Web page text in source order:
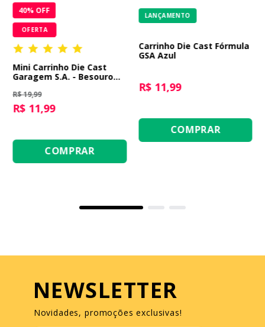
40% OFF
OFERTA
Mini Carrinho Die Cast
Garagem S.A. - Besouro
R$ 19,99
R$ 11,99
COMPRAR
LANÇAMENTO
Carrinho Die Cast Fórmula
GSA Azul
R$ 11,99
COMPRAR
NEWSLETTER
Novidades, promoções exclusivas!